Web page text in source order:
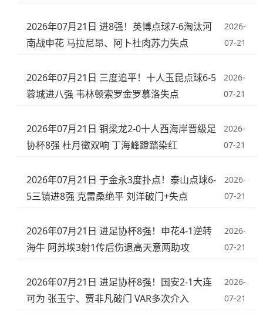
2026年07月21日 进8强！英博点球7-6淘汰河
南战申花 马拉尼昂、阿卜杜肉苏力失点
2026-
07-21
2026年07月21日 三度追平！十人玉昆点球6-5
蓉城进八强 韦林顿索罗金罗慕洛失点
2026-
07-21
2026年07月21日 铜梁龙2-0十人西海岸晋级足
协杯8强 杜月徵双响 丁海峰蹬踏染红
2026-
07-21
2026年07月21日 于金永3度扑点！泰山点球6-
5三镇进8强 克雷桑绝平 刘洋破门+失点
2026-
07-21
2026年07月21日 进足协杯8强！申花4-1逆转
海牛 阿苏埃3射1传后伤退高天意两助攻
2026-
07-21
2026年07月21日 进足协杯8强！国安2-1大连
可为 张玉宁、贾非凡破门 VAR多次介入
2026-
07-21